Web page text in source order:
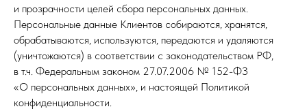
и прозрачности целей сбора персональных данных.
Персональные данные Клиентов собираются, хранятся,
обрабатываются, используются, передаются и удаляются
(уничтожаются) в соответствии с законодательством РФ,
в т.ч. Федеральным законом 27.07.2006 № 152-ФЗ
«О персональных данных», и настоящей Политикой
конфиденциальности.